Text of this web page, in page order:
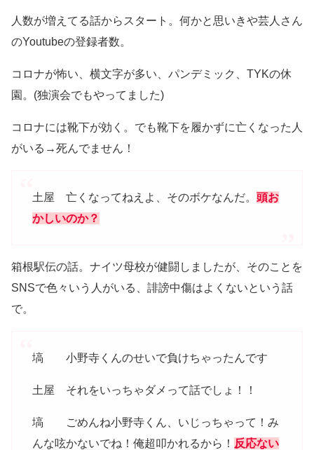
人数が増えてる話からスタート。何かと思いきや芸人さん
のYoutubeの登録者数。
コロナが怖い、横文字が多い、パンデミック、TYKの休
園。(独演会でもやってました)
コロナには靴下が効く。でも靴下を履かずに亡くなった人
がいる→死んでません！
土屋 亡くなってねえよ、そのボケなんだ。 頭お
かしいのか？
箱根駅伝の話。ナイツ母校が健闘しましたが、そのことを
SNSで色々いう人がいる、誹謗中傷はよくないという話
で。
塙 小野寺くんのせいで負けちゃったんです
土屋 それをいっちゃダメって話でしょ！！
塙 ごめんね小野寺くん、いじっちゃって！み
んな呟かないでね！俺超叩かれるから！ 反応ない